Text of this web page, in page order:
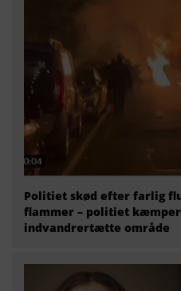
Politiet skød efter farlig
flammer – politiet
indvandrertætte område